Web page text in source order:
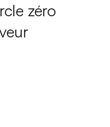
zéro